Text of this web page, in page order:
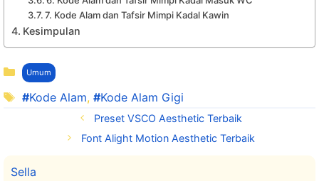
7. Kode Alam dan Tafsir Mimpi Kadal Kawin
Kesimpulan
Kategori
Umum
Tag
Kode Alam, Kode Alam Gigi
Preset VSCO Aesthetic Terbaik
Font Alight Motion Aesthetic Terbaik
Sella